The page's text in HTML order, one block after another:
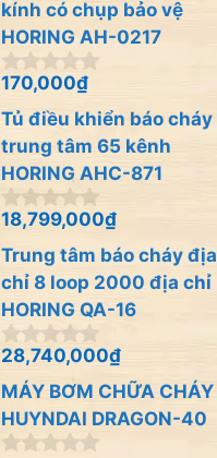
o
à
i
5
kính có chụp bảo vệ
HORING AH-0217
0
n
g
o
à
i
5
170,000₫
Tủ điều khiển báo cháy
trung tâm 65 kênh
HORING AHC-871
0
n
g
o
à
i
5
18,799,000₫
Trung tâm báo cháy địa
chỉ 8 loop 2000 địa chỉ
HORING QA-16
0
n
g
o
à
i
28,740,000₫
MÁY BƠM CHỮA CHÁY
HUYNDAI DRAGON-40